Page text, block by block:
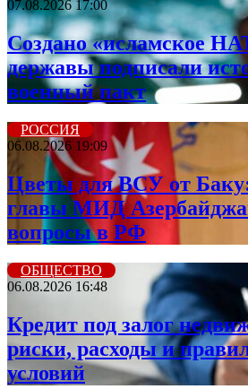
07.08.2026 17:00
Создано «исламское
державы подписали
военный пакт
РОССИЯ
06.08.2026 19:09
Цветы для ВСУ от
главы МИД
вопросы в РФ
ОБЩЕСТВО
06.08.2026 16:48
Кредит под залог
риски, расходы и
условий